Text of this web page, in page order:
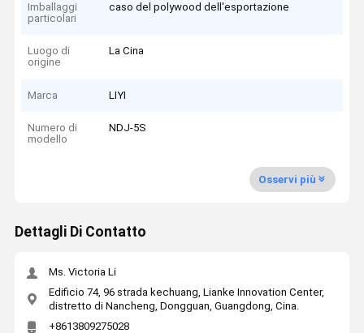
Imballaggi
particolari
caso del polywood dell'esportazione
Luogo di
origine
La Cina
Marca LIYI
Numero di
modello
NDJ-5S
Osservi più
Dettagli Di Contatto
Ms. Victoria Li
Edificio 74, 96 strada kechuang, Lianke Innovation Center,
distretto di Nancheng, Dongguan, Guangdong, Cina.
+8613809275028